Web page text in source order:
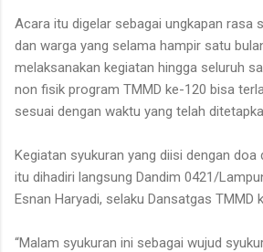
Acara itu digelar sebagai ungkapan rasa
dan warga yang selama hampir satu
melaksanakan kegiatan hingga seluruh
non fisik program TMMD ke-120 bisa
sesuai dengan waktu yang telah
Kegiatan syukuran yang diisi dengan doa
itu dihadiri langsung Dandim 0421/
Esnan Haryadi, selaku Dansatgas TMMD
“Malam syukuran ini sebagai wujud